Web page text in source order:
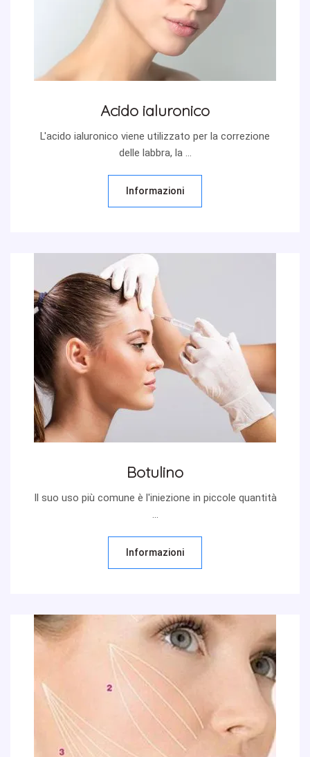
Acido ialuronico
L'acido ialuronico viene utilizzato per la correzione
delle labbra, la ...
Informazioni
Botulino
Il suo uso più comune è l'iniezione in piccole quantità
...
Informazioni